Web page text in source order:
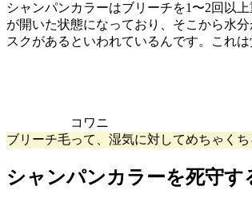
シャンパンカラーはブリーチを1〜2回以
が開いた状態になっており、そこから水
スクがあるといわれているんです。これは
コワニ
ブリーチ毛って、湿気に対してめちゃく
シャンパンカラーを死守す